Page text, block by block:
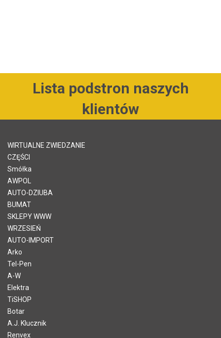
Lista podstron naszych
klientów
WIRTUALNE ZWIEDZANIE
CZĘŚCI
Smółka
AWPOL
AUTO-DZIUBA
BUMAT
SKLEPY WWW
WRZESIEŃ
AUTO-IMPORT
Arko
Tel-Pen
A-W
Elektra
TiSHOP
Botar
A.J. Klucznik
Renvex